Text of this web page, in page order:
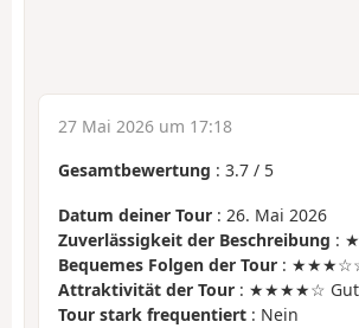
27 Mai 2026 um 17:18
Gesamtbewertung : 3.7 / 5
Datum deiner Tour : 26. Mai 2026
Zuverlässigkeit der Beschreibung :
Bequemes Folgen der Tour :
Attraktivität der Tour : ★★★★☆ Gut
Tour stark frequentiert : Nein